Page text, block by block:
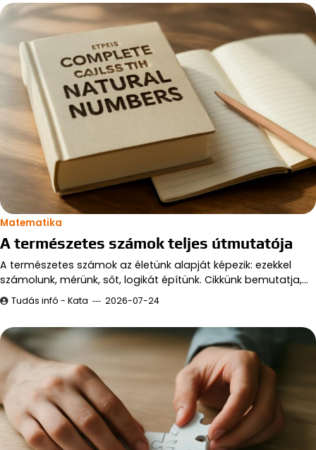
Matematika
A természetes számok teljes útmutatója
A természetes számok az életünk alapját képezik: ezekkel
számolunk, mérünk, sőt, logikát építünk. Cikkünk bemutatja,…
Tudás infó - Kata 2026-07-24